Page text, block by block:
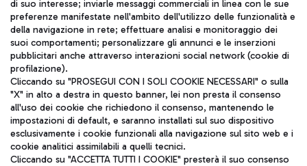
TRAVEL JOURNAL
ITA
Aeroporti di Roma S.p.A. - Società soggetta a direzione e
coordinamento di Mundys S.p.A.
di suo interesse; inviarle messaggi commerciali in linea con le sue
preferenze manifestate nell'ambito dell'utilizzo delle funzionalità e
della navigazione in rete; effettuare analisi e monitoraggio dei
suoi comportamenti; personalizzare gli annunci e le inserzioni
pubblicitari anche attraverso interazioni social network (cookie di
profilazione).
Cliccando su "PROSEGUI CON I SOLI COOKIE NECESSARI" o sulla
"X" in alto a destra in questo banner, lei non presta il consenso
all'uso dei cookie che richiedono il consenso, mantenendo le
impostazioni di default, e saranno installati sul suo dispositivo
esclusivamente i cookie funzionali alla navigazione sul sito web e i
cookie analitici assimilabili a quelli tecnici.
Cliccando su "ACCETTA TUTTI I COOKIE" presterà il suo consenso